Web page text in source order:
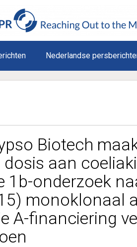
Nederlandse
Biotech
dosis aan
1b-onderzoek
monoklonaal
A-financiering